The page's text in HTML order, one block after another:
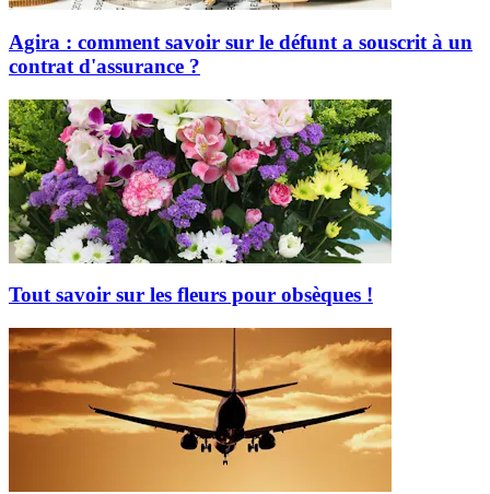
Agira : comment savoir sur le défunt a souscrit à un
contrat d'assurance ?
Tout savoir sur les fleurs pour obsèques !